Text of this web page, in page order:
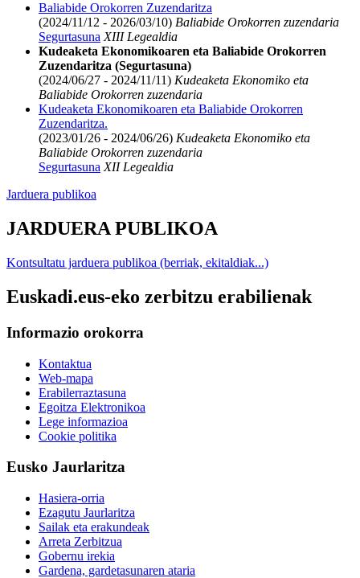
Baliabide Orokorren Zuzendaritza
(2024/11/12 - 2026/03/10) Baliabide Orokorren zuzendaria
Segurtasuna XIII Legealdia
Kudeaketa Ekonomikoaren eta Baliabide Orokorren
Zuzendaritza (Segurtasuna)
(2024/06/27 - 2024/11/11) Kudeaketa Ekonomiko eta
Baliabide Orokorren zuzendaria
Kudeaketa Ekonomikoaren eta Baliabide Orokorren
Zuzendaritza.
(2023/01/26 - 2024/06/26) Kudeaketa Ekonomiko eta
Baliabide Orokorren zuzendaria
Segurtasuna XII Legealdia
Jarduera publikoa
JARDUERA PUBLIKOA
Kontsultatu jarduera publikoa (berriak, ekitaldiak...)
Euskadi.eus-eko zerbitzu erabilienak
Informazio orokorra
Kontaktua
Web-mapa
Erabilerraztasuna
Egoitza Elektronikoa
Lege informazioa
Cookie politika
Eusko Jaurlaritza
Hasiera-orria
Ezagutu Jaurlaritza
Sailak eta erakundeak
Arreta Zerbitzua
Gobernu irekia
Gardena, gardetasunaren ataria